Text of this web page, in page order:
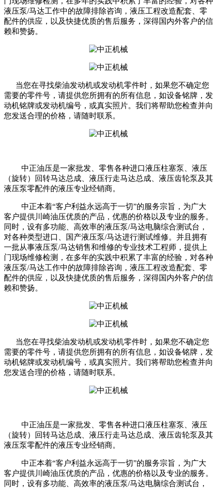
液压泵/马达工作中的故障排除咨询，液压工程改造配套、零
配件的供应，以及快捷优质的售后服务，深得国内外客户的信
赖和赞扬。
当您在寻找柴油发动机或发动机零件时，如果您不确定您
需要的零件号，请提供您所拥有的所有信息，如设备铭牌，发
动机铭牌或发动机编号，或真实照片。我们将帮助您检查并向
您发送合理的价格，请随时联系。
中正油压是一家批发、零售各种进口液压柱塞泵、液压
（旋转）回转马达总成、液压行走马达总成、液压齿轮泵及其
液压泵零配件的液压专业经销商。
中正本着“客户利益永远高于一切”的服务宗旨，为广大
客户提供川崎油压优质的产品，优惠的价格以及专业的服务。
同时，设有多功能、高效率的液压泵/马达电脑综合测试台，
对各种类型进口、国产液压泵/马达进行测试维修。并且拥有
一批从事液压泵/马达销售和维修的专业技术工程师，提供上
门现场维修检测，在多年的实践中积累了丰富的经验，对各种
液压泵/马达工作中的故障排除咨询，液压工程改造配套、零
配件的供应，以及快捷优质的售后服务，深得国内外客户的信
赖和赞扬。
当您在寻找柴油发动机或发动机零件时，如果您不确定您
需要的零件号，请提供您所拥有的所有信息，如设备铭牌，发
动机铭牌或发动机编号，或真实照片。我们将帮助您检查并向
您发送合理的价格，请随时联系。
中正油压是一家批发、零售各种进口液压柱塞泵、液压
（旋转）回转马达总成、液压行走马达总成、液压齿轮泵及其
液压泵零配件的液压专业经销商。
中正本着“客户利益永远高于一切”的服务宗旨，为广大
客户提供川崎油压优质的产品，优惠的价格以及专业的服务。
同时，设有多功能、高效率的液压泵/马达电脑综合测试台，